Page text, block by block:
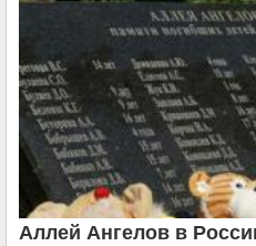
Аллей Ангелов в